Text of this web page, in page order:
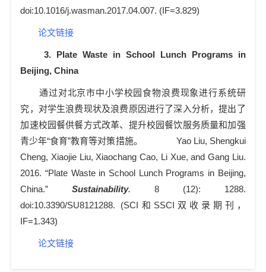
doi:10.1016/j.wasman.2017.04.007. (IF=3.829)
论文链接
3. Plate Waste in School Lunch Programs in
Beijing, China
通过对北京市中小学校园食物浪费现象进行系统研
究，对学生浪费现状及浪费原因进行了深入分析，提出了
加速校园餐供餐方式改革、提升校园餐饮服务质量和加强
青少年“食育”教育等对策措施。
Yao Liu, Shengkui
Cheng, Xiaojie Liu, Xiaochang Cao, Li Xue, and Gang Liu.
2016. “Plate Waste in School Lunch Programs in Beijing,
China.”Sustainability. 8 (12): 1288.
doi:10.3390/SU8121288. (SCI 和 SSCI 双收录期刊，
IF=1.343)
论文链接